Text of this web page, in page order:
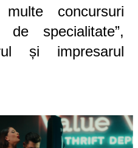
concursuri
de specialitate”,
și impresarul